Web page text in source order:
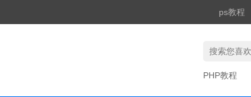
ps教程
PHP教程